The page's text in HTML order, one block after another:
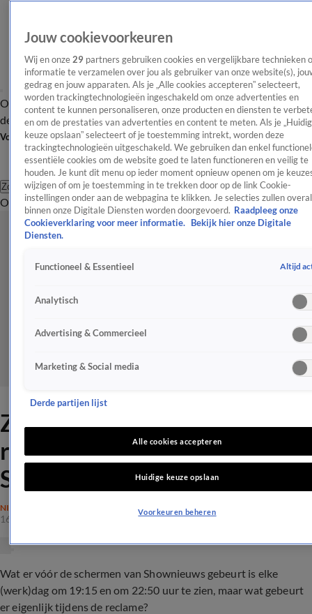
OverzichtAfleveringen Entertainment TV Algemeen
Tip
de redactieNieuwsbrief
Volg Shownieuws
Zoeken
OverzichtEntertainmentSpraakmakendRealityCrimeVideo's
ZIEN: Zo gaat het er in de
reclame aan toe bij
Shownieuws!
NIEUWS
16 okt 2019, 13:32
Wat er vóór de schermen van Shownieuws gebeurt is elke
(werk)dag om 19:15 en om 22:50 uur te zien, maar wat gebeurt
er eigenlijk tijdens de reclame?
Jouw cookievoorkeuren
Wij en onze 29 partners gebruiken cookies en vergelijkbare technieken
informatie te verzamelen over jou als gebruiker van onze website(s),
gedrag en jouw apparaten. Als je „Alle cookies accepteren” selecteert,
worden trackingtechnologieën ingeschakeld om onze advertenties en
content te kunnen personaliseren, onze producten en diensten te
en om de prestaties van advertenties en content te meten. Als je
keuze opslaan” selecteert of je toestemming intrekt, worden deze
trackingtechnologieën uitgeschakeld. We gebruiken dan enkel
essentiële cookies om de website goed te laten functioneren en veilig te
houden. Je kunt dit menu op ieder moment opnieuw openen om je
wijzigen of om je toestemming in te trekken door op de link Cookie-
instellingen onder aan de webpagina te klikken. Je selecties zullen overal
binnen onze Digitale Diensten worden doorgevoerd. Raadpleeg onze
Cookieverklaring voor meer informatie.
Bekijk hier onze Digitale
Diensten.
Functioneel & Essentieel Altijd
Analytisch
Advertising & Commercieel
Marketing & Social media
Derde partijen lijst
Alle cookies accepteren
Huidige keuze opslaan
Voorkeuren beheren